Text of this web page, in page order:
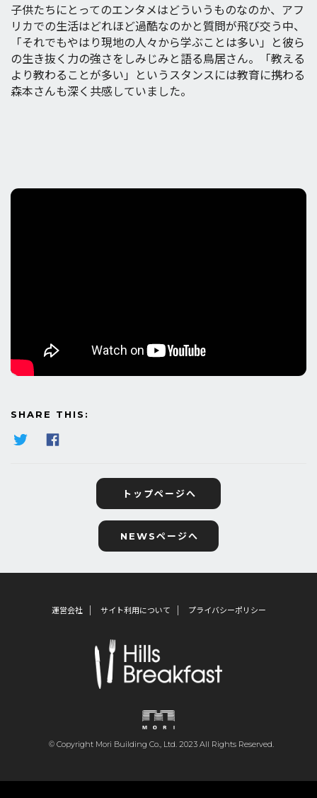
子供たちにとってのエンタメはどういうものなのか、アフ
リカでの生活はどれほど過酷なのかと質問が飛び交う中、
「それでもやはり現地の人々から学ぶことは多い」と彼ら
の生き抜く力の強さをしみじみと語る鳥居さん。「教える
より教わることが多い」というスタンスには教育に携わる
森本さんも深く共感していました。
SHARE THIS:
トップページへ
NEWSページへ
運営会社 サイト利用について プライバシーポリシー
© Copyright Mori Building Co., Ltd. 2023 All Rights Reserved.